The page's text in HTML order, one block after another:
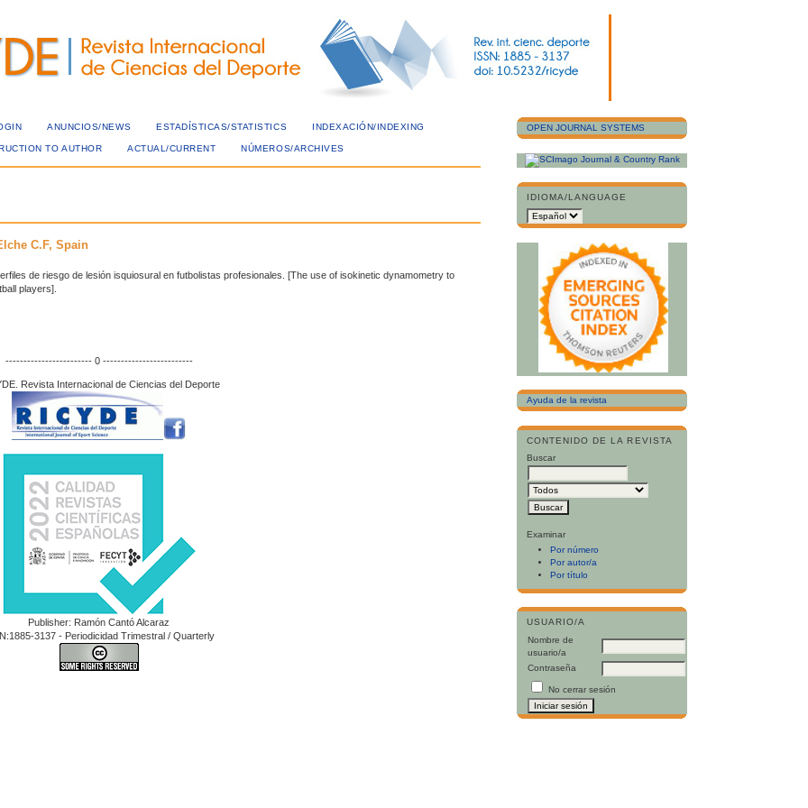
OPEN JOURNAL SYSTEMS
IDIOMA/LANGUAGE
Ayuda de la revista
CONTENIDO DE LA REVISTA
Buscar
Examinar
Por número
Por autor/a
Por título
USUARIO/A
Nombre de
usuario/a
Contraseña
No cerrar sesión
ANUNCIOS/NEWS ESTADÍSTICAS/STATISTICS INDEXACIÓN/INDEXING
TO AUTHOR ACTUAL/CURRENT NÚMEROS/ARCHIVES
C.F, Spain
de riesgo de lesión isquiosural en futbolistas profesionales. [The use of isokinetic dynamometry to
players].
------------------------ 0 -------------------------
Revista Internacional de Ciencias del Deporte
Publisher: Ramón Cantó Alcaraz
3137 - Periodicidad Trimestral / Quarterly